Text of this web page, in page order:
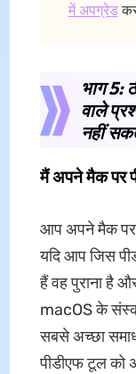
में अपग्रेड
भाग 5:
वाले
नहीं
मैं अपने मैक पर
आप अपने मैक पर
यदि आप जिस
हैं वह पुराना है
macOS के
सबसे अच्छा
पीडीएफ टूल को